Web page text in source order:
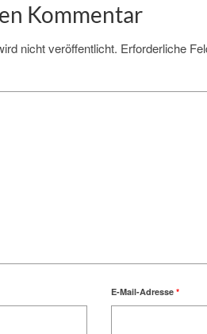
Kommentar
nicht veröffentlicht. Erforderliche
E-Mail-Adresse *